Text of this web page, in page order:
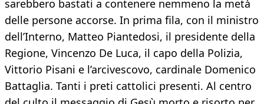
sarebbero bastati a contenere nemmeno la metà
delle persone accorse. In prima fila, con il ministro
dell’Interno, Matteo Piantedosi, il presidente della
Regione, Vincenzo De Luca, il capo della Polizia,
Vittorio Pisani e l’arcivescovo, cardinale Domenico
Battaglia. Tanti i preti cattolici presenti. Al centro